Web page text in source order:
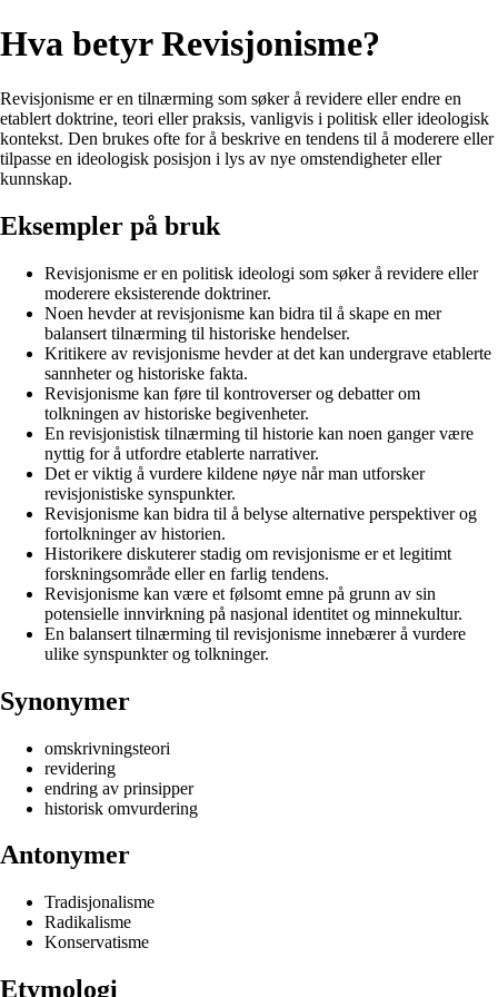
Hva betyr Revisjonisme?
Revisjonisme er en tilnærming som søker å revidere eller endre en
etablert doktrine, teori eller praksis, vanligvis i politisk eller ideologisk
kontekst. Den brukes ofte for å beskrive en tendens til å moderere eller
tilpasse en ideologisk posisjon i lys av nye omstendigheter eller
kunnskap.
Eksempler på bruk
Revisjonisme er en politisk ideologi som søker å revidere eller
moderere eksisterende doktriner.
Noen hevder at revisjonisme kan bidra til å skape en mer
balansert tilnærming til historiske hendelser.
Kritikere av revisjonisme hevder at det kan undergrave etablerte
sannheter og historiske fakta.
Revisjonisme kan føre til kontroverser og debatter om
tolkningen av historiske begivenheter.
En revisjonistisk tilnærming til historie kan noen ganger være
nyttig for å utfordre etablerte narrativer.
Det er viktig å vurdere kildene nøye når man utforsker
revisjonistiske synspunkter.
Revisjonisme kan bidra til å belyse alternative perspektiver og
fortolkninger av historien.
Historikere diskuterer stadig om revisjonisme er et legitimt
forskningsområde eller en farlig tendens.
Revisjonisme kan være et følsomt emne på grunn av sin
potensielle innvirkning på nasjonal identitet og minnekultur.
En balansert tilnærming til revisjonisme innebærer å vurdere
ulike synspunkter og tolkninger.
Synonymer
omskrivningsteori
revidering
endring av prinsipper
historisk omvurdering
Antonymer
Tradisjonalisme
Radikalisme
Konservatisme
Etymologi